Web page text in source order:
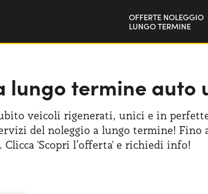
OFFERTE NOLEGGIO
LUNGO TERMINE
lungo termine auto
veicoli rigenerati, unici e in
del noleggio a lungo termine! Fino
Clicca 'Scopri l’offerta' e richiedi info!